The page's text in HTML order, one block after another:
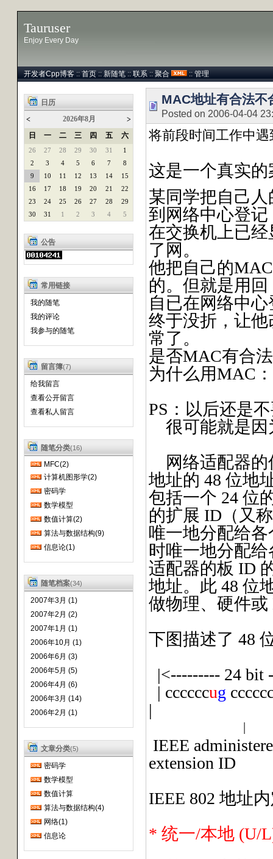
Tauruser
Enjoy Every Day
开发者Cpp博客 :: 首页 :: 新随笔 :: 联系 :: 聚合 :: 管理
日历
<
2026年8月
>
日
一 二 三 四 五 六
26 27 28 29 30 31
1
2
3 4 5 6 7
8
9
10 11 12 13 14
15
16
17 18 19 20 21
22
23
24 25 26 27 28
29
30
31 1 2 3 4 5
公告
常用链接
我的随笔
我的评论
我参与的随笔
留言簿(7)
给我留言
查看公开留言
查看私人留言
随笔分类(16)
MFC(2)
计算机图形学(2)
密码学
数学模型
数值计算(2)
算法与数据结构(9)
信息论(1)
随笔档案(34)
2007年3月 (1)
2007年2月 (2)
2007年1月 (1)
2006年10月 (1)
2006年6月 (3)
2006年5月 (5)
2006年4月 (6)
2006年3月 (14)
2006年2月 (1)
文章分类(5)
密码学
数学模型
数值计算
算法与数据结构(4)
网络(1)
信息论
MAC地址有合法不
Posted on 2006-04-04
将前段时间工作中
这是一个真实的
某同学把自己人
到网络中心登
在交换机上已
了网。
他把自己的
的。但就是用回
自已在网络中
终于没折，让
常了。
是否MAC有合
为什么用MAC
PS：以后还是
很可能就是
网络适配器
地址的 48 位地
包括一个 24 位
的扩展 ID（又
唯一地分配给
时唯一地分配
适配器的板 ID
地址。此 48 位
做物理、硬件
下图描述了 48
|<--------- 24 bit
| ccccccug
|
|
IEEE
extension ID
IEEE 802 地址
* 统一/本地 (U/